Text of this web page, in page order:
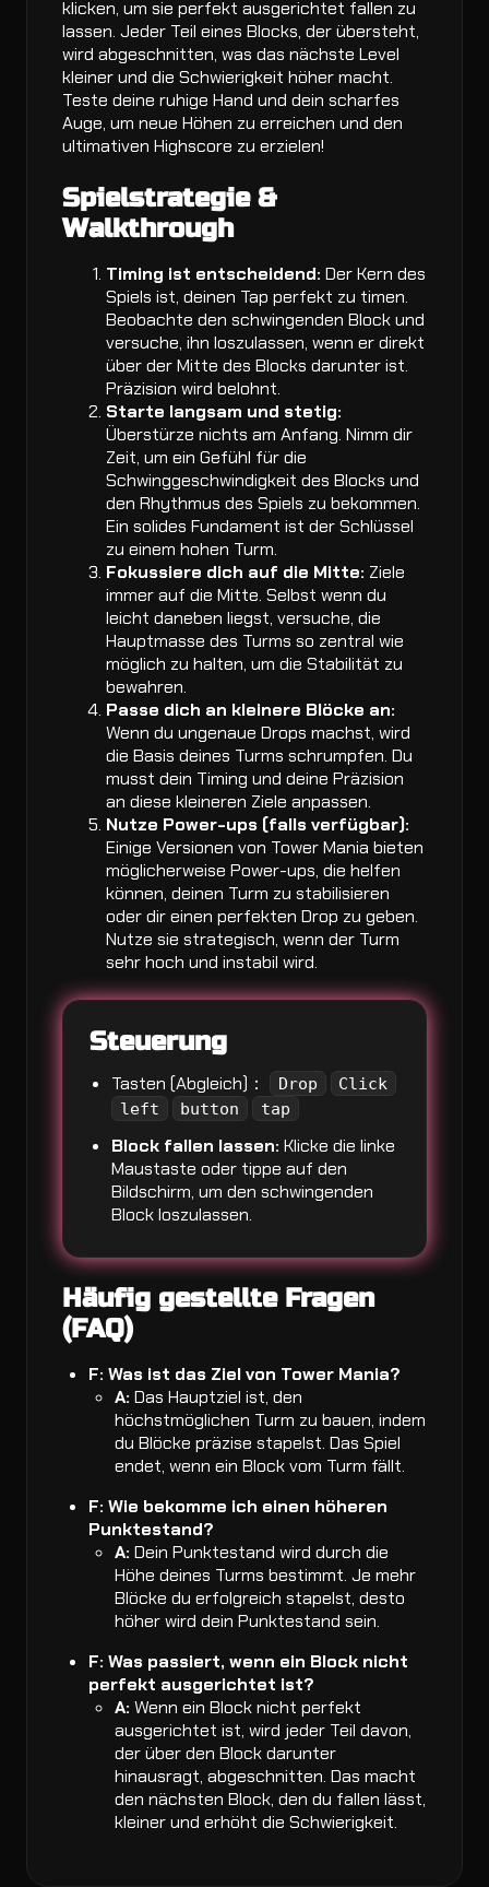
klicken, um sie perfekt ausgerichtet fallen zu
lassen. Jeder Teil eines Blocks, der übersteht,
wird abgeschnitten, was das nächste Level
kleiner und die Schwierigkeit höher macht.
Teste deine ruhige Hand und dein scharfes
Auge, um neue Höhen zu erreichen und den
ultimativen Highscore zu erzielen!
Spielstrategie &
Walkthrough
Timing ist entscheidend: Der Kern des
Spiels ist, deinen Tap perfekt zu timen.
Beobachte den schwingenden Block und
versuche, ihn loszulassen, wenn er direkt
über der Mitte des Blocks darunter ist.
Präzision wird belohnt.
Starte langsam und stetig:
Überstürze nichts am Anfang. Nimm dir
Zeit, um ein Gefühl für die
Schwinggeschwindigkeit des Blocks und
den Rhythmus des Spiels zu bekommen.
Ein solides Fundament ist der Schlüssel
zu einem hohen Turm.
Fokussiere dich auf die Mitte: Ziele
immer auf die Mitte. Selbst wenn du
leicht daneben liegst, versuche, die
Hauptmasse des Turms so zentral wie
möglich zu halten, um die Stabilität zu
bewahren.
Passe dich an kleinere Blöcke an:
Wenn du ungenaue Drops machst, wird
die Basis deines Turms schrumpfen. Du
musst dein Timing und deine Präzision
an diese kleineren Ziele anpassen.
Nutze Power-ups (falls verfügbar):
Einige Versionen von Tower Mania bieten
möglicherweise Power-ups, die helfen
können, deinen Turm zu stabilisieren
oder dir einen perfekten Drop zu geben.
Nutze sie strategisch, wenn der Turm
sehr hoch und instabil wird.
Steuerung
Tasten (Abgleich)： Drop
Click
left
button tap
Block fallen lassen: Klicke die linke
Maustaste oder tippe auf den
Bildschirm, um den schwingenden
Block loszulassen.
Häufig gestellte Fragen
(FAQ)
F: Was ist das Ziel von Tower Mania?
A: Das Hauptziel ist, den
höchstmöglichen Turm zu bauen, indem
du Blöcke präzise stapelst. Das Spiel
endet, wenn ein Block vom Turm fällt.
F: Wie bekomme ich einen höheren
Punktestand?
A: Dein Punktestand wird durch die
Höhe deines Turms bestimmt. Je mehr
Blöcke du erfolgreich stapelst, desto
höher wird dein Punktestand sein.
F: Was passiert, wenn ein Block nicht
perfekt ausgerichtet ist?
A: Wenn ein Block nicht perfekt
ausgerichtet ist, wird jeder Teil davon,
der über den Block darunter
hinausragt, abgeschnitten. Das macht
den nächsten Block, den du fallen lässt,
kleiner und erhöht die Schwierigkeit.